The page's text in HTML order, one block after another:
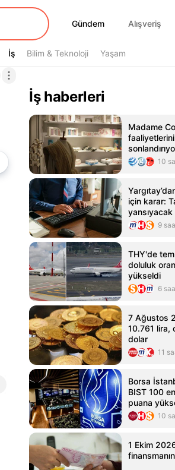
Gündem
Gündem Alışveriş
İş
İş Bilim & Teknoloji Yaşam
gazeteoksijen.com 5
İş haberleri
Madame
faaliyetlerini
10
için karar:
doğru
Haber
9
THY'de
doluluk
yükseldi
6
7 Ağustos
10.761 lira,
dolar
11
Borsa
BIST 100
puana
10
1 Ekim